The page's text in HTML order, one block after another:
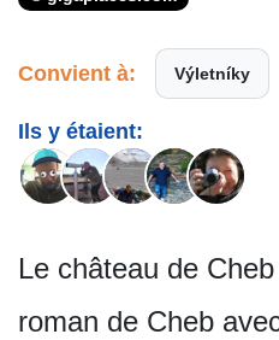
Convient à: Výletníky
Ils y étaient:
Le château de
roman de Cheb